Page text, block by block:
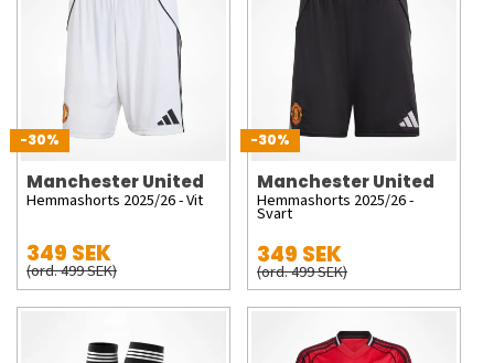
-30%
Manchester United
Hemmashorts 2025/26 - Vit
349 SEK
(ord. 499 SEK)
-30%
Manchester United
Hemmashorts 2025/26 -
Svart
349 SEK
(ord. 499 SEK)